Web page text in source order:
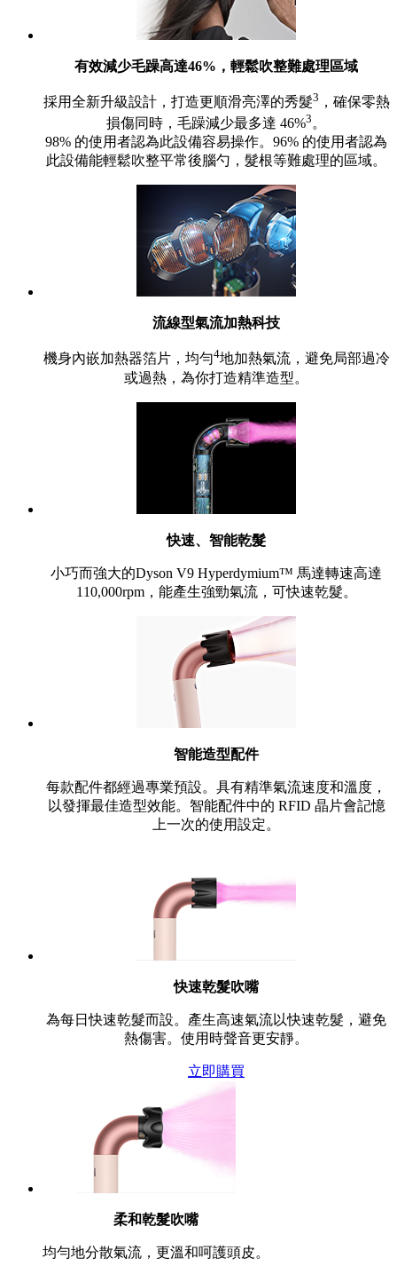
有效減少毛躁高達46%，輕鬆吹整難處理區域
採用全新升級設計，打造更順滑亮澤的秀髮3 ，確保零熱
損傷同時，毛躁減少最多達 46%3 。
98% 的使用者認為此設備容易操作。96% 的使用者認為
此設備能輕鬆吹整平常後腦勺，髮根等難處理的區域。
流線型氣流加熱科技
機身內嵌加熱器箔片，均勻4地加熱氣流，避免局部過冷
或過熱，為你打造精準造型。
快速、智能乾髮
小巧而強大的Dyson V9 Hyperdymium™ 馬達轉速高達
110,000rpm，能產生強勁氣流，可快速乾髮。
智能造型配件
每款配件都經過專業預設。具有精準氣流速度和溫度，
以發揮最佳造型效能。智能配件中的 RFID 晶片會記憶
上一次的使用設定。
快速乾髮吹嘴
為每日快速乾髮而設。產生高速氣流以快速乾髮，避免
熱傷害。使用時聲音更安靜。
立即購買
柔和乾髮吹嘴
均勻地分散氣流，更溫和呵護頭皮。